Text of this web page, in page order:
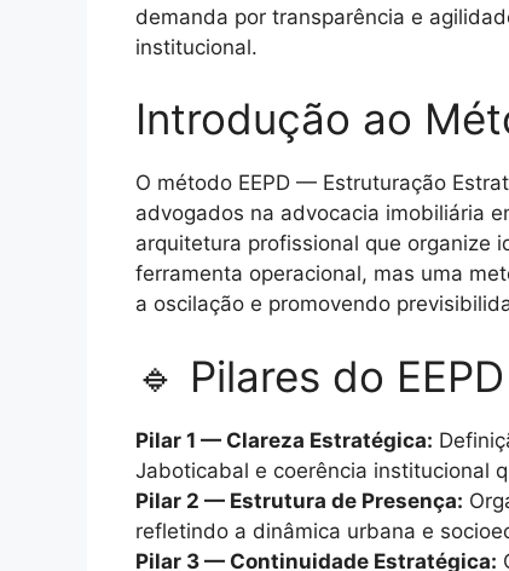
demanda por transparência e
institucional.
Introdução ao
O método EEPD — Estruturação
advogados na advocacia imobiliária
arquitetura profissional que organize
ferramenta operacional, mas uma
a oscilação e promovendo
🔹 Pilares do EEPD
Pilar 1 — Clareza Estratégica:
Jaboticabal e coerência institucional
Pilar 2 — Estrutura de Presença:
refletindo a dinâmica urbana e
Pilar 3 — Continuidade Estratégica: